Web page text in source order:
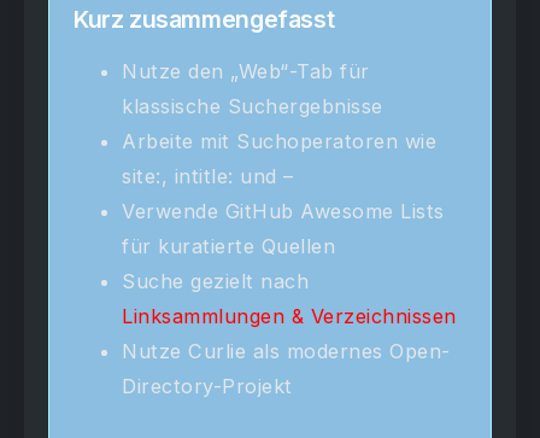
Kurz zusammengefasst
Nutze den „Web“-Tab für
klassische Suchergebnisse
Arbeite mit Suchoperatoren wie
site:, intitle: und –
Verwende GitHub Awesome Lists
für kuratierte Quellen
Suche gezielt nach
Linksammlungen & Verzeichnissen
Nutze Curlie als modernes Open-
Directory-Projekt